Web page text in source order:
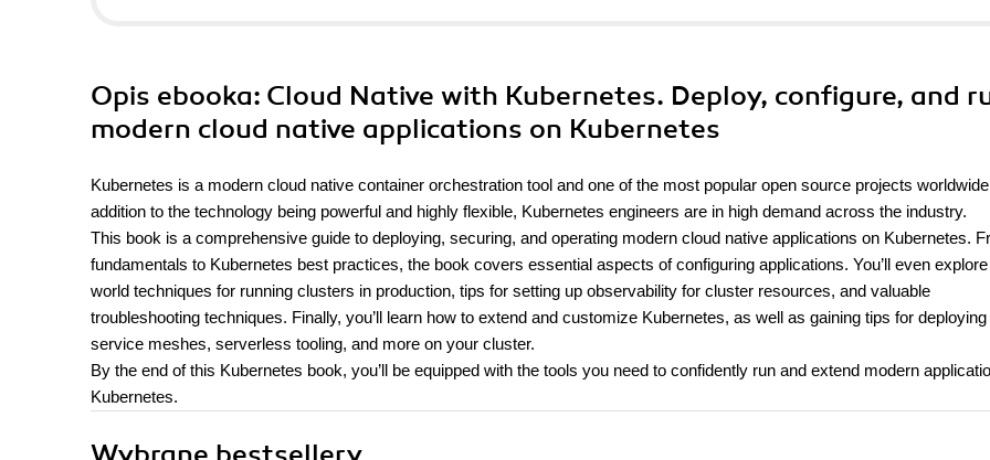
Opis ebooka: Cloud Native with Kubernetes. Deploy, configure, and
modern cloud native applications on Kubernetes
Kubernetes is a modern cloud native container orchestration tool and one of the most popular open source projects
addition to the technology being powerful and highly flexible, Kubernetes engineers are in high demand across the industry.
This book is a comprehensive guide to deploying, securing, and operating modern cloud native applications on Kubernetes.
fundamentals to Kubernetes best practices, the book covers essential aspects of configuring applications. You’ll even
world techniques for running clusters in production, tips for setting up observability for cluster resources, and valuable
troubleshooting techniques. Finally, you’ll learn how to extend and customize Kubernetes, as well as gaining tips for deploying
service meshes, serverless tooling, and more on your cluster.
By the end of this Kubernetes book, you’ll be equipped with the tools you need to confidently run and extend modern
Kubernetes.